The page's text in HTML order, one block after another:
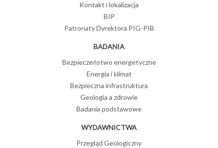
Kontakt i lokalizacja
BIP
Patronaty Dyrektora PIG-PIB
BADANIA
Bezpieczeństwo energetyczne
Energia i klimat
Bezpieczna infrastruktura
Geologia a zdrowie
Badania podstawowe
WYDAWNICTWA
Przegląd Geologiczny